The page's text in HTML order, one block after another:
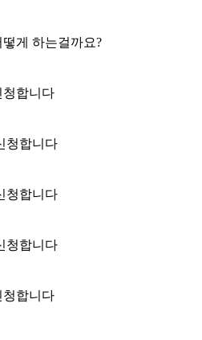
게 하는걸까요?
청합니다
청합니다
청합니다
청합니다
청합니다